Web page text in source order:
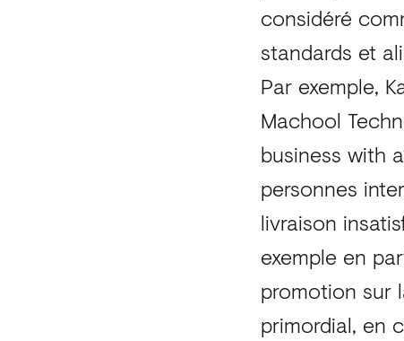
considéré
standards et
Par exemple,
Machool
business with
personnes
livraison
exemple en
promotion sur
primordial, en